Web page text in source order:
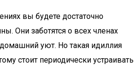
вы будете достаточно
Они заботятся о всех членах
уют. Но такая идиллия
стоит периодически устраивать